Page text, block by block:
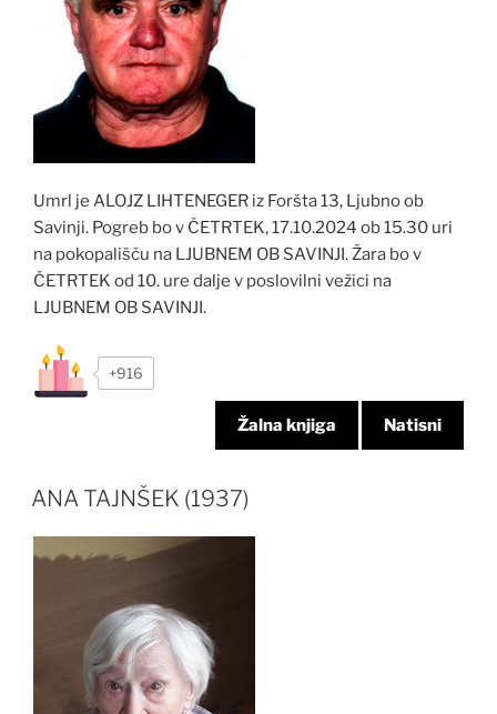
Umrl je ALOJZ LIHTENEGER iz Foršta 13, Ljubno ob
Savinji. Pogreb bo v ČETRTEK, 17.10.2024 ob 15.30 uri
na pokopališču na LJUBNEM OB SAVINJI. Žara bo v
ČETRTEK od 10. ure dalje v poslovilni vežici na
LJUBNEM OB SAVINJI.
+916
Žalna knjiga Natisni
ANA TAJNŠEK (1937)